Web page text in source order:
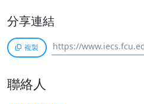
分享連結
複製
聯絡人